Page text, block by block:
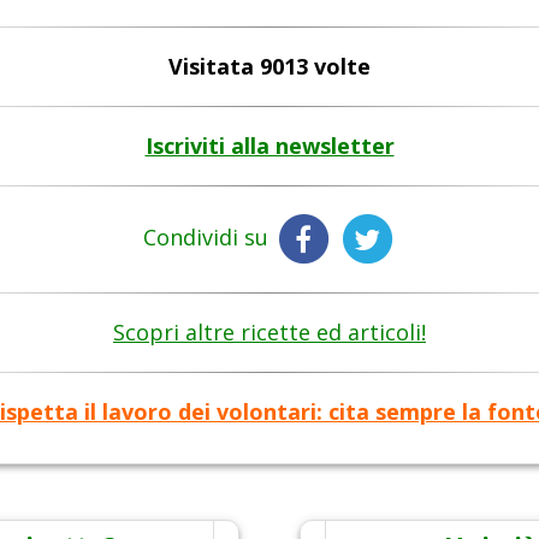
Visitata 9013 volte
Iscriviti alla newsletter
Condividi su
Scopri altre ricette ed articoli!
il lavoro dei volontari: cita sempre la